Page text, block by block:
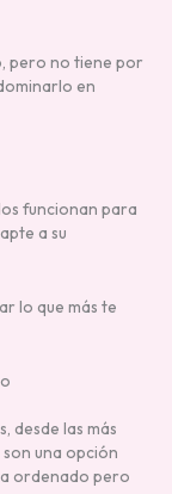
pero no tiene por
en
funcionan para
a su
lo que más te
desde las más
son una opción
ordenado pero